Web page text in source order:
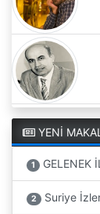
YENİ
1 GELENEK
2 Suriye